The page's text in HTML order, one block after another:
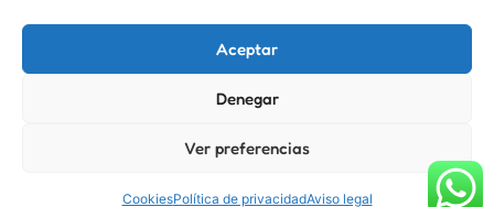
Aceptar
Denegar
Ver preferencias
CookiesPolítica de privacidadAviso legal
Política de cookies
Aviso legal
©Fiestas Mágicas - Todos los derechos reservados